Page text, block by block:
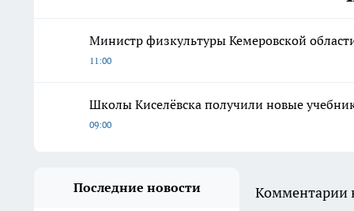
Министр физкультуры Кемеровской
11:00
Школы Киселёвска получили новые
09:00
Последние новости Комментарии